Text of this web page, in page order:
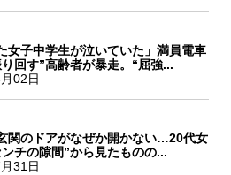
女子中学生が泣いていた」満員電車
回す”高齢者が暴走。“屈強...
02日
関のドアがなぜか開かない…20代女
チの隙間”から見たものの...
31日